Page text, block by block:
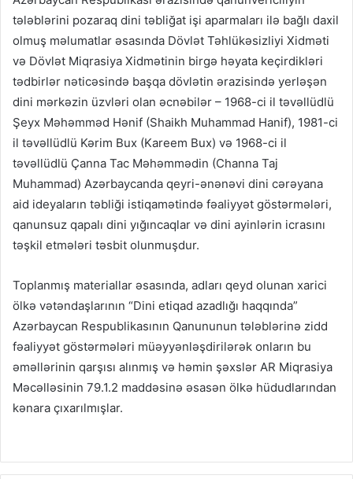
tələblərini pozaraq dini təbliğat işi aparmaları ilə bağlı daxil
olmuş məlumatlar əsasında Dövlət Təhlükəsizliyi Xidməti
və Dövlət Miqrasiya Xidmətinin birgə həyata keçirdikləri
tədbirlər nəticəsində başqa dövlətin ərazisində yerləşən
dini mərkəzin üzvləri olan əcnəbilər – 1968-ci il təvəllüdlü
Şeyx Məhəmməd Hənif (Shaikh Muhammad Hanif), 1981-ci
il təvəllüdlü Kərim Bux (Kareem Bux) və 1968-ci il
təvəllüdlü Çanna Tac Məhəmmədin (Channa Taj
Muhammad) Azərbaycanda qeyri-ənənəvi dini cərəyana
aid ideyaların təbliği istiqamətində fəaliyyət göstərmələri,
qanunsuz qapalı dini yığıncaqlar və dini ayinlərin icrasını
təşkil etmələri təsbit olunmuşdur.
Toplanmış materiallar əsasında, adları qeyd olunan xarici
ölkə vətəndaşlarının “Dini etiqad azadlığı haqqında”
Azərbaycan Respublikasının Qanununun tələblərinə zidd
fəaliyyət göstərmələri müəyyənləşdirilərək onların bu
əməllərinin qarşısı alınmış və həmin şəxslər AR Miqrasiya
Məcəlləsinin 79.1.2 maddəsinə əsasən ölkə hüdudlarından
kənara çıxarılmışlar.